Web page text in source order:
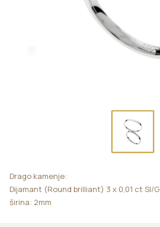
Drago kamenje:
Dijamant (Round brilliant) 3 x 0,01 ct SI/G
širina: 2mm